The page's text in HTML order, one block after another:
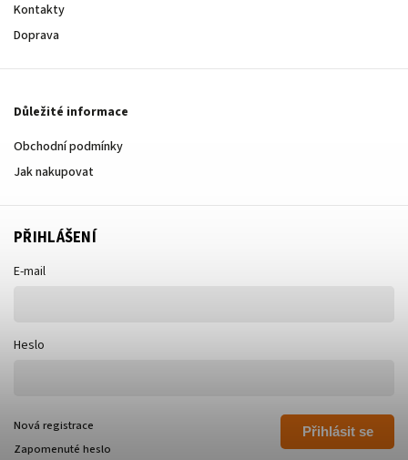
Kontakty
Doprava
Důležité informace
Obchodní podmínky
Jak nakupovat
PŘIHLÁŠENÍ
E-mail
Heslo
Přihlásit se
Nová registrace
Zapomenuté heslo